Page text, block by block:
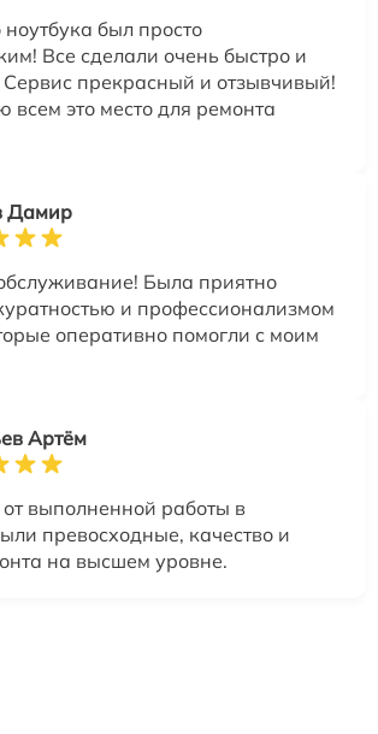
был просто
Все сделали очень быстро и
Сервис прекрасный и отзывчивый!
всем это место для ремонта
Дамир
Была приятно
и профессионализмом
оперативно помогли с моим
Артём
выполненной работы в
превосходные, качество и
на высшем уровне.